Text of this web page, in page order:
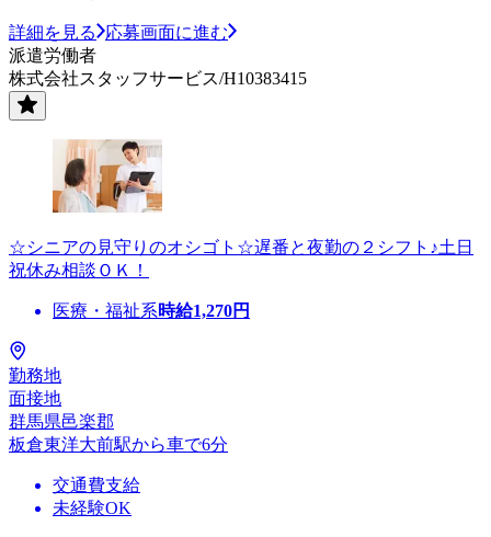
詳細を見る
応募画面に進む
派遣労働者
株式会社スタッフサービス/H10383415
☆シニアの見守りのオシゴト☆遅番と夜勤の２シフト♪土日
祝休み相談ＯＫ！
医療・福祉系時給1,270円
勤務地
面接地
群馬県邑楽郡
板倉東洋大前駅から車で6分
交通費支給
未経験OK